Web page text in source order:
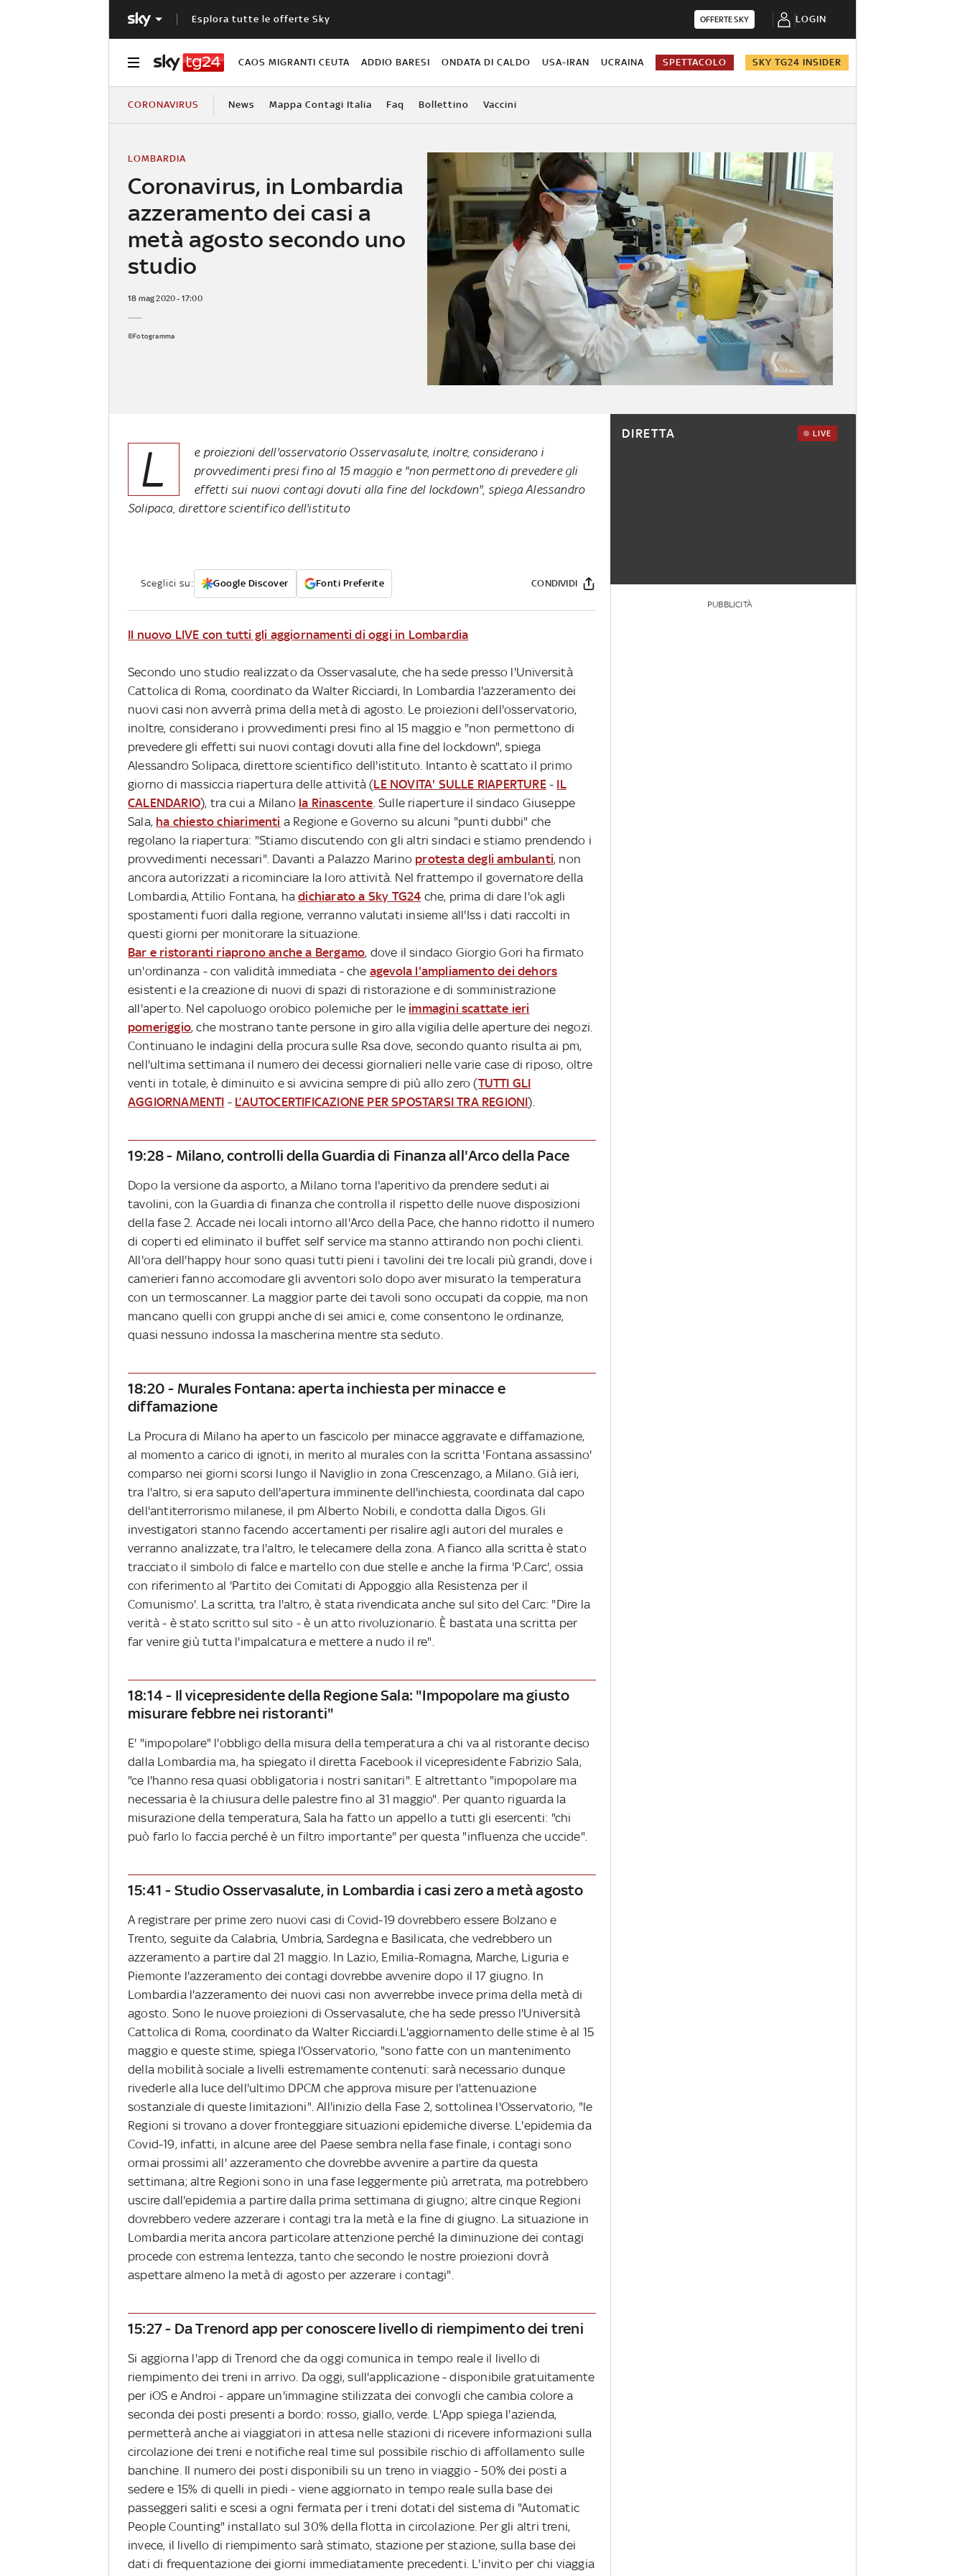
Esplora tutte le offerte Sky OFFERTE SKY LOGIN
CAOS MIGRANTI CEUTA ADDIO BARESI ONDATA DI CALDO USA-IRAN UCRAINA SPETTACOLO SKY TG24 INSIDER
CORONAVIRUS News Mappa Contagi Italia Faq Bollettino Vaccini
Coronavirus, in Lombardia
azzeramento dei casi a
metà agosto secondo uno
studio
LOMBARDIA
18 mag 2020 - 17:00
©Fotogramma
L
e proiezioni dell'osservatorio Osservasalute, inoltre, considerano i
provvedimenti presi fino al 15 maggio e "non permettono di prevedere gli
effetti sui nuovi contagi dovuti alla fine del lockdown", spiega Alessandro
Solipaca, direttore scientifico dell'istituto
Sceglici su: Google Discover Fonti Preferite CONDIVIDI
Il nuovo LIVE con tutti gli aggiornamenti di oggi in Lombardia
Secondo uno studio realizzato da Osservasalute, che ha sede presso l'Università
Cattolica di Roma, coordinato da Walter Ricciardi, In Lombardia l'azzeramento dei
nuovi casi non avverrà prima della metà di agosto. Le proiezioni dell'osservatorio,
inoltre, considerano i provvedimenti presi fino al 15 maggio e "non permettono di
prevedere gli effetti sui nuovi contagi dovuti alla fine del lockdown", spiega
Alessandro Solipaca, direttore scientifico dell'istituto. Intanto è scattato il primo
giorno di massiccia riapertura delle attività (LE NOVITA' SULLE RIAPERTURE- IL
CALENDARIO), tra cui a Milano la Rinascente.Sulle riaperture il sindaco Giuseppe
Sala, ha chiesto chiarimenti a Regione e Governo su alcuni "punti dubbi" che
regolano la riapertura: "Stiamo discutendo con gli altri sindaci e stiamo prendendo i
provvedimenti necessari". Davanti a Palazzo Marino protesta degli ambulanti, non
ancora autorizzati a ricominciare la loro attività. Nel frattempo il governatore della
Lombardia, Attilio Fontana, hadichiarato a Sky TG24 che, prima di dare l'ok agli
spostamenti fuori dalla regione, verranno valutati insieme all'Iss i dati raccolti in
questi giorni per monitorare la situazione.
Bar e ristoranti riaprono anche a Bergamo, dove il sindaco Giorgio Gori ha firmato
un'ordinanza - con validità immediata - che agevola l'ampliamento dei dehors
esistenti e la creazione di nuovi di spazi di ristorazione e di somministrazione
all'aperto. Nel capoluogo orobico polemiche per le immagini scattate ieri
pomeriggio, che mostrano tante persone in giro alla vigilia delle aperture dei negozi.
Continuano le indagini della procura sulle Rsa dove, secondo quanto risulta ai pm,
nell'ultima settimana il numero dei decessi giornalieri nelle varie case di riposo, oltre
venti in totale, è diminuito e si avvicina sempre di più allo zero (TUTTI GLI
AGGIORNAMENTI - L’AUTOCERTIFICAZIONE PER SPOSTARSI TRA REGIONI).
19:28 - Milano, controlli della Guardia di Finanza all'Arco della Pace
Dopo la versione da asporto, a Milano torna l'aperitivo da prendere seduti ai
tavolini, con la Guardia di finanza che controlla il rispetto delle nuove disposizioni
della fase 2. Accade nei locali intorno all'Arco della Pace, che hanno ridotto il numero
di coperti ed eliminato il buffet self service ma stanno attirando non pochi clienti.
All'ora dell'happy hour sono quasi tutti pieni i tavolini dei tre locali più grandi, dove i
camerieri fanno accomodare gli avventori solo dopo aver misurato la temperatura
con un termoscanner. La maggior parte dei tavoli sono occupati da coppie, ma non
mancano quelli con gruppi anche di sei amici e, come consentono le ordinanze,
quasi nessuno indossa la mascherina mentre sta seduto.
18:20 - Murales Fontana: aperta inchiesta per minacce e
diffamazione
La Procura di Milano ha aperto un fascicolo per minacce aggravate e diffamazione,
al momento a carico di ignoti, in merito al murales con la scritta 'Fontana assassino'
comparso nei giorni scorsi lungo il Naviglio in zona Crescenzago, a Milano. Già ieri,
tra l'altro, si era saputo dell'apertura imminente dell'inchiesta, coordinata dal capo
dell'antiterrorismo milanese, il pm Alberto Nobili, e condotta dalla Digos. Gli
investigatori stanno facendo accertamenti per risalire agli autori del murales e
verranno analizzate, tra l'altro, le telecamere della zona. A fianco alla scritta è stato
tracciato il simbolo di falce e martello con due stelle e anche la firma 'P.Carc', ossia
con riferimento al 'Partito dei Comitati di Appoggio alla Resistenza per il
Comunismo'. La scritta, tra l'altro, è stata rivendicata anche sul sito del Carc: "Dire la
verità - è stato scritto sul sito - è un atto rivoluzionario. È bastata una scritta per
far venire giù tutta l'impalcatura e mettere a nudo il re".
18:14 - Il vicepresidente della Regione Sala: "Impopolare ma giusto
misurare febbre nei ristoranti"
E' "impopolare" l'obbligo della misura della temperatura a chi va al ristorante deciso
dalla Lombardia ma, ha spiegato il diretta Facebook il vicepresidente Fabrizio Sala,
"ce l'hanno resa quasi obbligatoria i nostri sanitari". E altrettanto "impopolare ma
necessaria è la chiusura delle palestre fino al 31 maggio". Per quanto riguarda la
misurazione della temperatura, Sala ha fatto un appello a tutti gli esercenti: "chi
può farlo lo faccia perché è un filtro importante" per questa "influenza che uccide".
15:41 - Studio Osservasalute, in Lombardia i casi zero a metà agosto
A registrare per prime zero nuovi casi di Covid-19 dovrebbero essere Bolzano e
Trento, seguite da Calabria, Umbria, Sardegna e Basilicata, che vedrebbero un
azzeramento a partire dal 21 maggio. In Lazio, Emilia-Romagna, Marche, Liguria e
Piemonte l'azzeramento dei contagi dovrebbe avvenire dopo il 17 giugno. In
Lombardia l'azzeramento dei nuovi casi non avverrebbe invece prima della metà di
agosto. Sono le nuove proiezioni di Osservasalute, che ha sede presso l'Università
Cattolica di Roma, coordinato da Walter Ricciardi.L'aggiornamento delle stime è al 15
maggio e queste stime, spiega l'Osservatorio, "sono fatte con un mantenimento
della mobilità sociale a livelli estremamente contenuti: sarà necessario dunque
rivederle alla luce dell'ultimo DPCM che approva misure per l'attenuazione
sostanziale di queste limitazioni". All'inizio della Fase 2, sottolinea l'Osservatorio, "le
Regioni si trovano a dover fronteggiare situazioni epidemiche diverse. L'epidemia da
Covid-19, infatti, in alcune aree del Paese sembra nella fase finale, i contagi sono
ormai prossimi all' azzeramento che dovrebbe avvenire a partire da questa
settimana; altre Regioni sono in una fase leggermente più arretrata, ma potrebbero
uscire dall'epidemia a partire dalla prima settimana di giugno; altre cinque Regioni
dovrebbero vedere azzerare i contagi tra la metà e la fine di giugno. La situazione in
Lombardia merita ancora particolare attenzione perché la diminuzione dei contagi
procede con estrema lentezza, tanto che secondo le nostre proiezioni dovrà
aspettare almeno la metà di agosto per azzerare i contagi".
15:27 - Da Trenord app per conoscere livello di riempimento dei treni
Si aggiorna l'app di Trenord che da oggi comunica in tempo reale il livello di
riempimento dei treni in arrivo. Da oggi, sull'applicazione - disponibile gratuitamente
per iOS e Androi - appare un'immagine stilizzata dei convogli che cambia colore a
seconda dei posti presenti a bordo: rosso, giallo, verde. L'App spiega l'azienda,
permetterà anche ai viaggiatori in attesa nelle stazioni di ricevere informazioni sulla
circolazione dei treni e notifiche real time sul possibile rischio di affollamento sulle
banchine. Il numero dei posti disponibili su un treno in viaggio - 50% dei posti a
sedere e 15% di quelli in piedi - viene aggiornato in tempo reale sulla base dei
passeggeri saliti e scesi a ogni fermata per i treni dotati del sistema di "Automatic
People Counting" installato sul 30% della flotta in circolazione. Per gli altri treni,
invece, il livello di riempimento sarà stimato, stazione per stazione, sulla base dei
dati di frequentazione dei giorni immediatamente precedenti. L'invito per chi viaggia
DIRETTA LIVE
PUBBLICITÀ